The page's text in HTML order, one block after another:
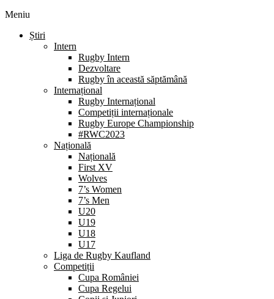
Meniu
Știri
Intern
Rugby Intern
Dezvoltare
Rugby în această săptămână
Internațional
Rugby Internațional
Competiții internaționale
Rugby Europe Championship
#RWC2023
Națională
Națională
First XV
Wolves
7’s Women
7’s Men
U20
U19
U18
U17
Liga de Rugby Kaufland
Competiții
Cupa României
Cupa Regelui